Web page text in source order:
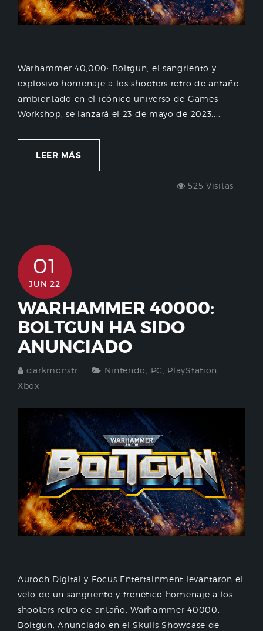
Warhammer 40,000: Boltgun, el sangriento y
explosivo homenaje a los shooters retro de antaño
ambientado en el icónico universo de Games
Workshop, se lanzará el 23 de mayo de 2023....
LEER MÁS
525 Visitas
01
JUN 22
WARHAMMER 40000:
BOLTGUN HA SIDO
ANUNCIADO
darkmonstr Nintendo PC PlayStation
Xbox
Auroch Digital y Focus Entertainment levantaron el
velo de un sangriento y frenético homenaje a los
shooters retro de antaño: Warhammer 40000:
Boltgun. Anunciado en el Skulls Showcase de